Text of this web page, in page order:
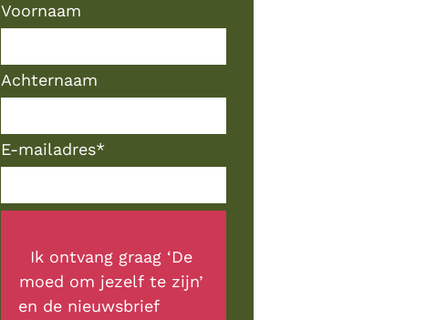
Voornaam
Achternaam
E-mailadres*
Ik ontvang graag ‘De
moed om jezelf te zijn’
en de nieuwsbrief